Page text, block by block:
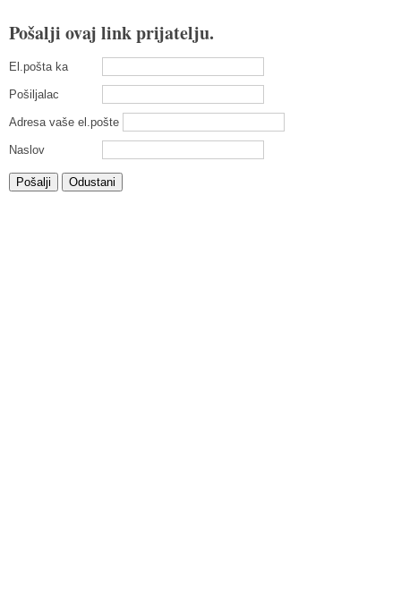
Pošalji ovaj link prijatelju.
El.pošta ka
Pošiljalac
Adresa vaše el.pošte
Naslov
Pošalji Odustani